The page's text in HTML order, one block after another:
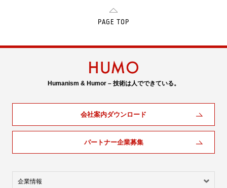
PAGE TOP
Humanism & Humor – 技術は人でできている。
会社案内ダウンロード
パートナー企業募集
企業情報